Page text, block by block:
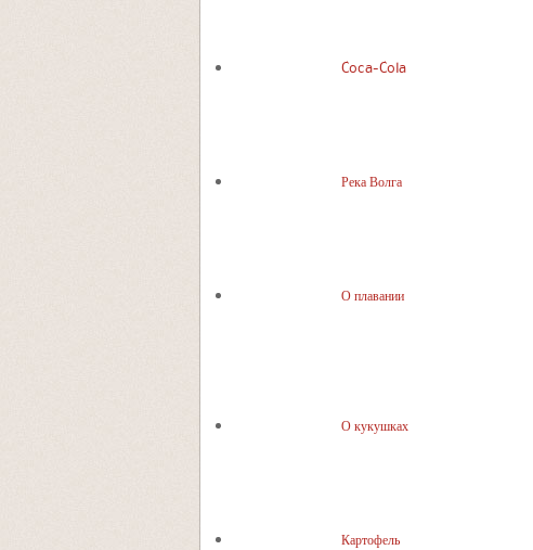
Coca-Cola
Река Волга
О плавании
О кукушках
Картофель